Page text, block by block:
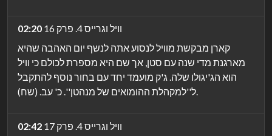
02:20
וויל וגרייס 4. פרק 16
קארן מבקשת מוויל לנסוע אתה לנשף יום האהבה שהיא
מארגנת מדי שנה עם סטן, אך שם היא מספרת לכולם כי וויל
הוא הג'יגולו שלה. ג'ק מועמד יחד עם בחור נוסף להתקבל
ל''למקהלת ההומואים של מנהטן''. כ' עב. (שח).
02:42
וויל וגרייס 4. פרק 17